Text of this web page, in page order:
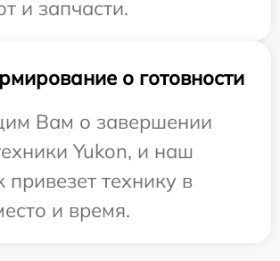
и запчасти.
о готовности
Вам о завершении
Yukon, и наш
привезет технику в
и время.